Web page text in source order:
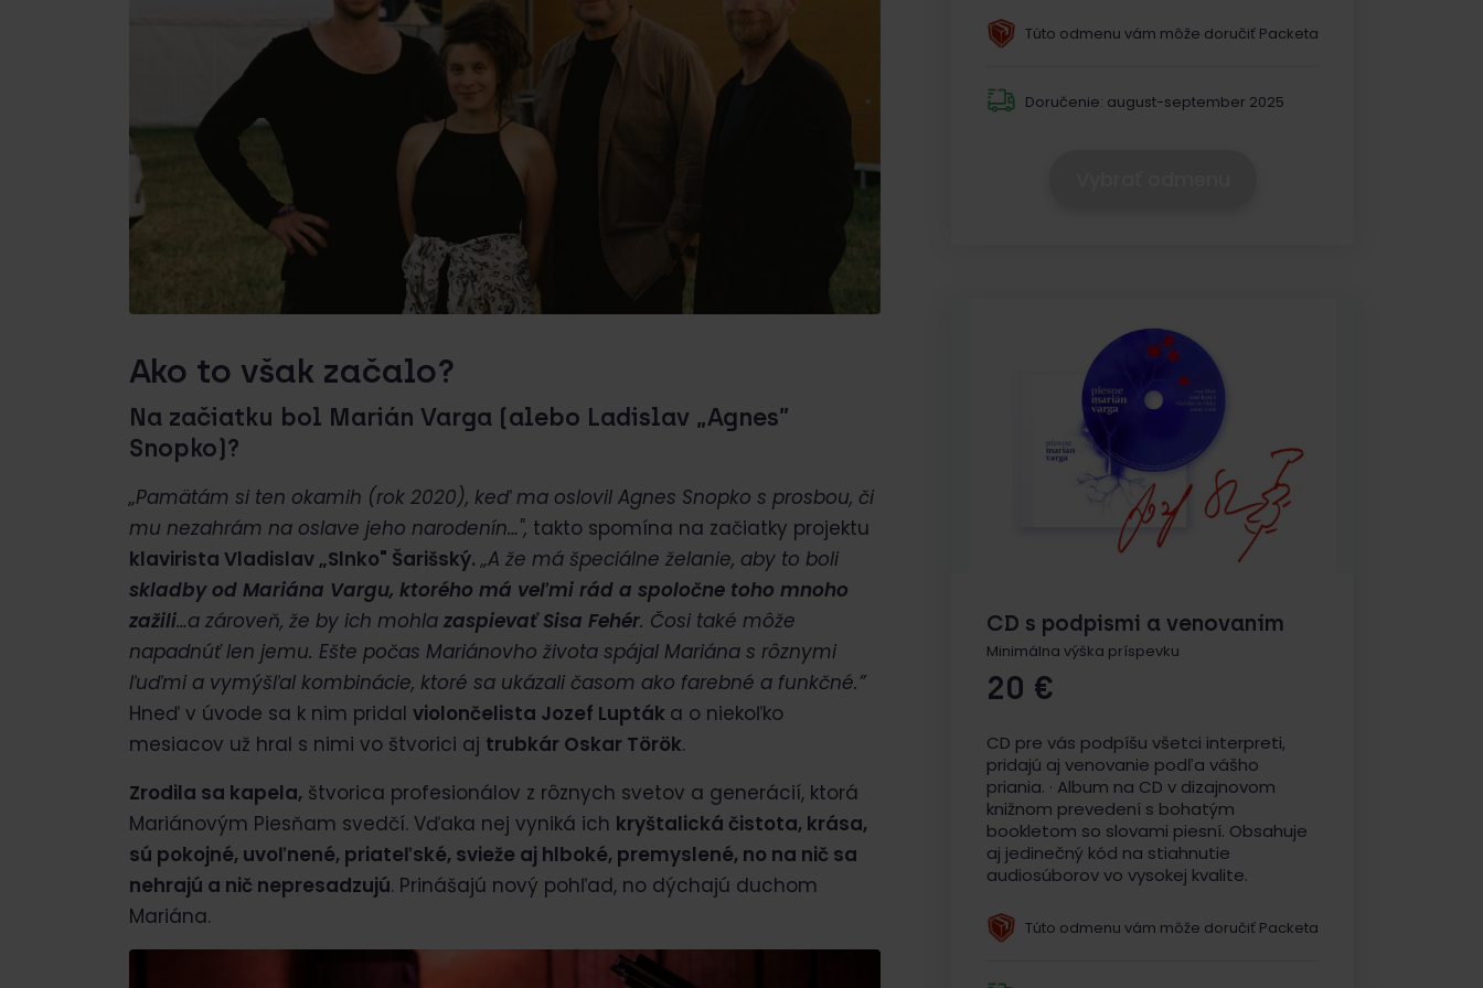
Ako to však začalo?
Na začiatku bol Marián Varga (alebo Ladislav „Agnes”
Snopko)?
„Pamätám si ten okamih (rok 2020), keď ma oslovil Agnes Snopko s prosbou, či
mu nezahrám na oslave jeho narodenín…", takto spomína na začiatky projektu
klavirista Vladislav „Slnko" Šarišský. „A že má špeciálne želanie, aby to boli
skladby od Mariána Vargu, ktorého má veľmi rád a spoločne toho mnoho
zažili…a zároveň, že by ich mohla zaspievať Sisa Fehér. Čosi také môže
napadnúť len jemu. Ešte počas Mariánovho života spájal Mariána s rôznymi
ľuďmi a vymýšľal kombinácie, ktoré sa ukázali časom ako farebné a funkčné.”
Hneď v úvode sa k nim pridal violončelista Jozef Lupták a o niekoľko
mesiacov už hral s nimi vo štvorici aj trubkár Oskar Török.
Zrodila sa kapela, štvorica profesionálov z rôznych svetov a generácií, ktorá
Mariánovým Piesňam svedčí. Vďaka nej vyniká ich kryštalická čistota, krása,
sú pokojné, uvoľnené, priateľské, svieže aj hlboké, premyslené, no na nič sa
nehrajú a nič nepresadzujú. Prinášajú nový pohľad, no dýchajú duchom
Mariána.
Túto odmenu vám môže doručiť Packeta
Doručenie: august-september 2025
CD s podpismi a venovaním
Minimálna výška príspevku
20 €
CD pre vás podpíšu všetci interpreti,
pridajú aj venovanie podľa vášho
priania. · Album na CD v dizajnovom
knižnom prevedení s bohatým
bookletom so slovami piesní. Obsahuje
aj jedinečný kód na stiahnutie
audiosúborov vo vysokej kvalite.
Túto odmenu vám môže doručiť Packeta